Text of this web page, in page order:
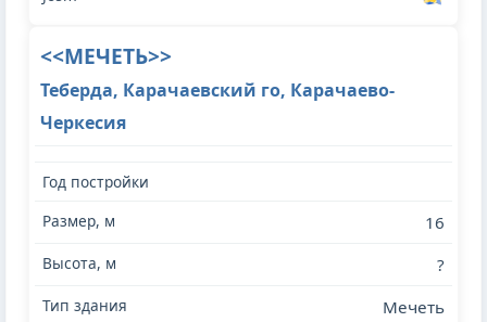
<<МЕЧЕТЬ>>
Теберда, Карачаевский го, Карачаево-
Черкесия
16
?
Мечеть